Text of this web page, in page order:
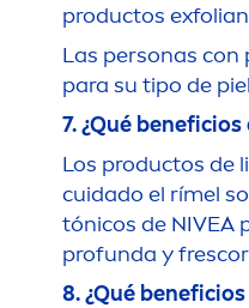
productos
Las personas con
para su tipo de
7. ¿Qué
Los productos de
cuidado el rímel
tónicos de NIVEA
profunda y
8. ¿Qué